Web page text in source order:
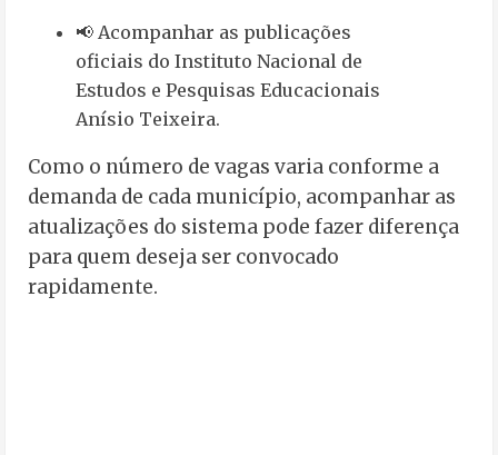
📢 Acompanhar as publicações
oficiais do Instituto Nacional de
Estudos e Pesquisas Educacionais
Anísio Teixeira.
Como o número de vagas varia conforme a
demanda de cada município, acompanhar as
atualizações do sistema pode fazer diferença
para quem deseja ser convocado
rapidamente.